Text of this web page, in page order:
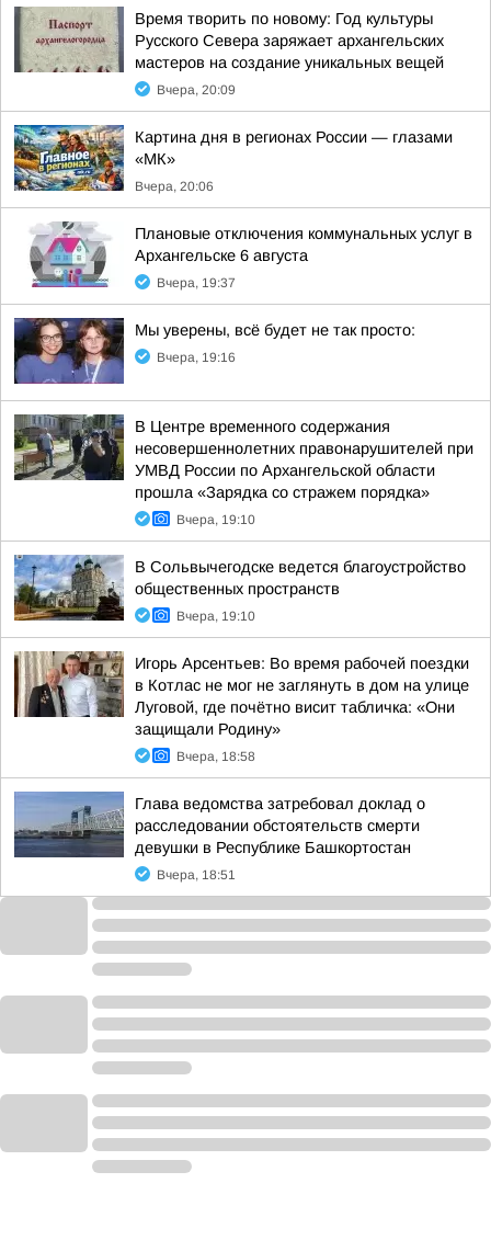
Время творить по новому: Год культуры
Русского Севера заряжает архангельских
мастеров на создание уникальных вещей
Вчера, 20:09
Картина дня в регионах России — глазами
«МК»
Вчера, 20:06
Плановые отключения коммунальных услуг в
Архангельске 6 августа
Вчера, 19:37
Мы уверены, всё будет не так просто:
Вчера, 19:16
В Центре временного содержания
несовершеннолетних правонарушителей при
УМВД России по Архангельской области
прошла «Зарядка со стражем порядка»
Вчера, 19:10
В Сольвычегодске ведется благоустройство
общественных пространств
Вчера, 19:10
Игорь Арсентьев: Во время рабочей поездки
в Котлас не мог не заглянуть в дом на улице
Луговой, где почётно висит табличка: «Они
защищали Родину»
Вчера, 18:58
Глава ведомства затребовал доклад о
расследовании обстоятельств смерти
девушки в Республике Башкортостан
Вчера, 18:51